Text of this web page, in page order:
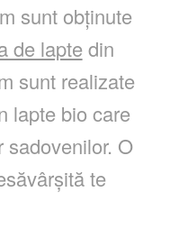
sunt obținute
de lapte din
sunt realizate
lapte bio care
sadovenilor. O
te